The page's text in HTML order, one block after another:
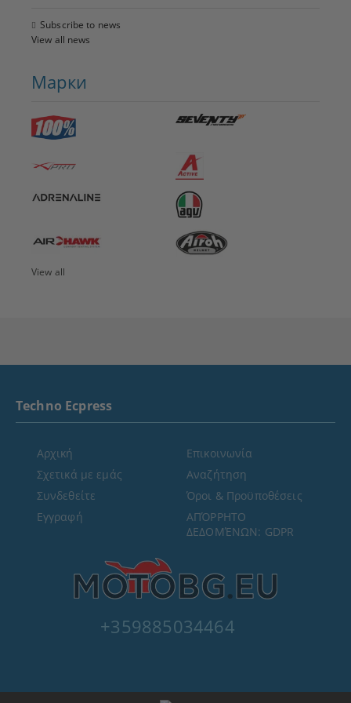
Subscribe to news
View all news
Марки
View all
+359885034464
Techno Ecpress
Αρχική
Σχετικά με εμάς
Συνδεθείτε
Εγγραφή
Επικοινωνία
Αναζήτηση
Όροι & Προϋποθέσεις
ΑΠΌΡΡΗΤΟ
ΔΕΔΟΜΈΝΩΝ: GDPR